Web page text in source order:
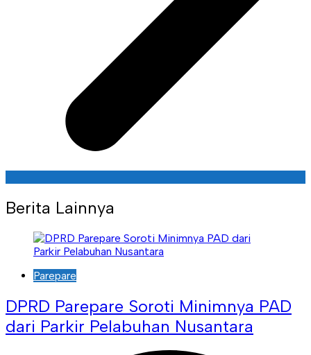
Berita Lainnya
Parepare
DPRD Parepare Soroti Minimnya PAD
dari Parkir Pelabuhan Nusantara